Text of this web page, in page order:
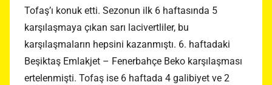
Tofaş’ı konuk etti. Sezonun ilk 6 haftasında 5
karşılaşmaya çıkan sarı lacivertliler, bu
karşılaşmaların hepsini kazanmıştı. 6. haftadaki
Beşiktaş Emlakjet – Fenerbahçe Beko karşılaşması
ertelenmişti. Tofaş ise 6 haftada 4 galibiyet ve 2